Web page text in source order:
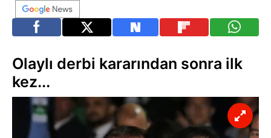
Olaylı derbi kararından sonra ilk
kez...